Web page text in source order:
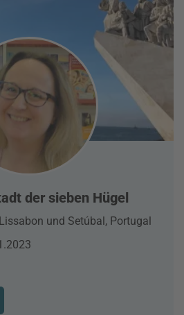
der sieben Hügel
und Setúbal, Portugal